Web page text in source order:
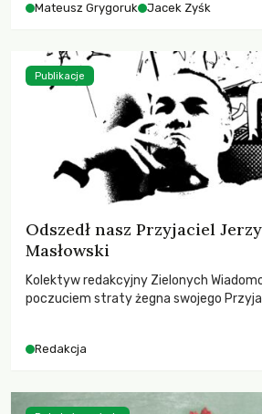
Mateusz Grygoruk Jacek Zyśk
Odszedł nasz Przyjaciel
Masłowski
Kolektyw redakcyjny Zielonych
poczuciem straty żegna swojego
Redakcja
Publikacje